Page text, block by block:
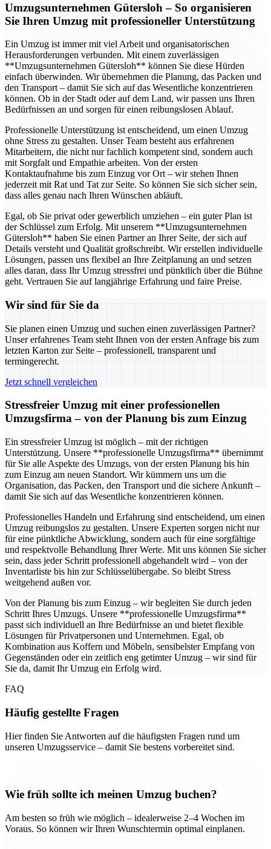
Umzugsunternehmen Gütersloh – So organisieren
Sie Ihren Umzug mit professioneller Unterstützung
Ein Umzug ist immer mit viel Arbeit und organisatorischen
Herausforderungen verbunden. Mit einem zuverlässigen
**Umzugsunternehmen Gütersloh** können Sie diese Hürden
einfach überwinden. Wir übernehmen die Planung, das Packen und
den Transport – damit Sie sich auf das Wesentliche konzentrieren
können. Ob in der Stadt oder auf dem Land, wir passen uns Ihren
Bedürfnissen an und sorgen für einen reibungslosen Ablauf.
Professionelle Unterstützung ist entscheidend, um einen Umzug
ohne Stress zu gestalten. Unser Team besteht aus erfahrenen
Mitarbeitern, die nicht nur fachlich kompetent sind, sondern auch
mit Sorgfalt und Empathie arbeiten. Von der ersten
Kontaktaufnahme bis zum Einzug vor Ort – wir stehen Ihnen
jederzeit mit Rat und Tat zur Seite. So können Sie sich sicher sein,
dass alles genau nach Ihren Wünschen abläuft.
Egal, ob Sie privat oder gewerblich umziehen – ein guter Plan ist
der Schlüssel zum Erfolg. Mit unserem **Umzugsunternehmen
Gütersloh** haben Sie einen Partner an Ihrer Seite, der sich auf
Details versteht und Qualität großschreibt. Wir erstellen individuelle
Lösungen, passen uns flexibel an Ihre Zeitplanung an und setzen
alles daran, dass Ihr Umzug stressfrei und pünktlich über die Bühne
geht. Vertrauen Sie auf langjährige Erfahrung und faire Preise.
Wir sind für Sie da
Sie planen einen Umzug und suchen einen zuverlässigen Partner?
Unser erfahrenes Team steht Ihnen von der ersten Anfrage bis zum
letzten Karton zur Seite – professionell, transparent und
termingerecht.
Jetzt schnell vergleichen
Stressfreier Umzug mit einer professionellen
Umzugsfirma – von der Planung bis zum Einzug
Ein stressfreier Umzug ist möglich – mit der richtigen
Unterstützung. Unsere **professionelle Umzugsfirma** übernimmt
für Sie alle Aspekte des Umzugs, von der ersten Planung bis hin
zum Einzug am neuen Standort. Wir kümmern uns um die
Organisation, das Packen, den Transport und die sichere Ankunft –
damit Sie sich auf das Wesentliche konzentrieren können.
Professionelles Handeln und Erfahrung sind entscheidend, um einen
Umzug reibungslos zu gestalten. Unsere Experten sorgen nicht nur
für eine pünktliche Abwicklung, sondern auch für eine sorgfältige
und respektvolle Behandlung Ihrer Werte. Mit uns können Sie sicher
sein, dass jeder Schritt professionell abgehandelt wird – von der
Inventarliste bis hin zur Schlüsselübergabe. So bleibt Stress
weitgehend außen vor.
Von der Planung bis zum Einzug – wir begleiten Sie durch jeden
Schritt Ihres Umzugs. Unsere **professionelle Umzugsfirma**
passt sich individuell an Ihre Bedürfnisse an und bietet flexible
Lösungen für Privatpersonen und Unternehmen. Egal, ob
Kombination aus Koffern und Möbeln, sensibelster Empfang von
Gegenständen oder ein zeitlich eng getimter Umzug – wir sind für
Sie da, damit Ihr Umzug ein Erfolg wird.
FAQ
Häufig gestellte Fragen
Hier finden Sie Antworten auf die häufigsten Fragen rund um
unseren Umzugsservice – damit Sie bestens vorbereitet sind.
Wie früh sollte ich meinen Umzug buchen?
Am besten so früh wie möglich – idealerweise 2–4 Wochen im
Voraus. So können wir Ihren Wunschtermin optimal einplanen.